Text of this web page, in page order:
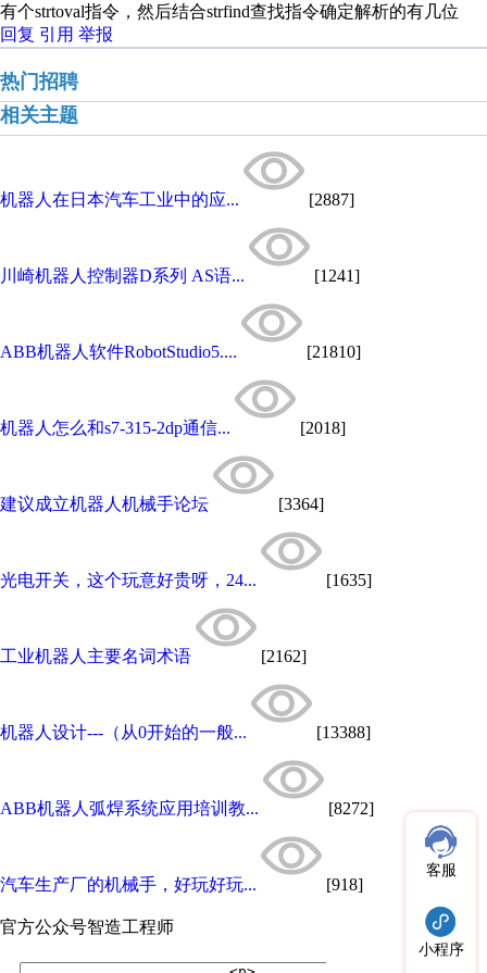
有个strtoval指令，然后结合strfind查找指令确定解析的有几位
回复 引用 举报
热门招聘
相关主题
机器人在日本汽车工业中的应... [2887]
川崎机器人控制器D系列 AS语... [1241]
ABB机器人软件RobotStudio5.... [21810]
机器人怎么和s7-315-2dp通信... [2018]
建议成立机器人机械手论坛 [3364]
光电开关，这个玩意好贵呀，24... [1635]
工业机器人主要名词术语 [2162]
机器人设计---（从0开始的一般... [13388]
ABB机器人弧焊系统应用培训教... [8272]
汽车生产厂的机械手，好玩好玩... [918]
官方公众号智造工程师
客服
小程序